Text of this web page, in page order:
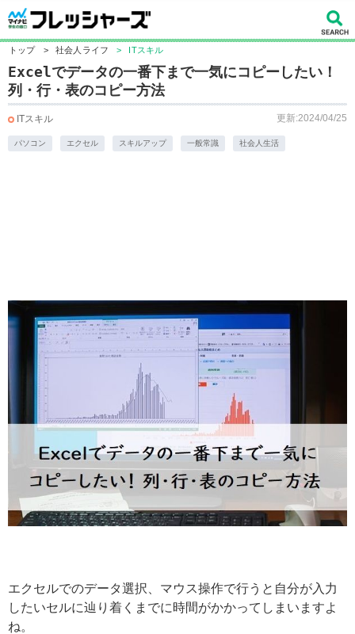
トップ > 社会人ライフ > ITスキル
Excelでデータの一番下まで一気にコピーしたい！
列・行・表のコピー方法
ITスキル 更新:2024/04/25
パソコン エクセル スキルアップ 一般常識 社会人生活
エクセルでのデータ選択、マウス操作で行うと自分が入力
したいセルに辿り着くまでに時間がかかってしまいますよ
ね。